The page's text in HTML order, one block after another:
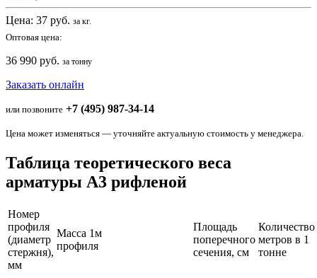
Цена: 37 руб. за кг.
Оптовая цена:
36 990 руб. за тонну
Заказать онлайн
или позвоните +7 (495) 987-34-14
Цена может изменяться — уточняйте актуальную стоимость у менеджера.
Таблица теоретического веса
арматуры А3 рифленой
Номер
профиля
(диаметр
стержня),
мм
Масса 1м
профиля
Площадь
поперечного
сечения, см
Количество
метров в 1
тонне